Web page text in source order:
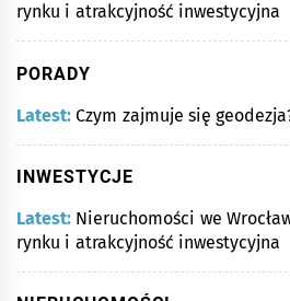
rynku i atrakcyjność inwestycyjna
PORADY
Latest: Czym zajmuje się
INWESTYCJE
Latest: Nieruchomości we
rynku i atrakcyjność inwestycyjna